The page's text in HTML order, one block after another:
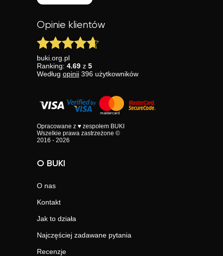
Opinie klientów
buki.org.pl
Ranking: 4.69 z 5
Według opinii 396 użytkowników
Opracowane z ♥ zespołem BUKI
Wszelkie prawa zastrzeżone ©
2016 - 2026
O BUKI
O nas
Kontakt
Jak to działa
Najczęściej zadawane pytania
Recenzje